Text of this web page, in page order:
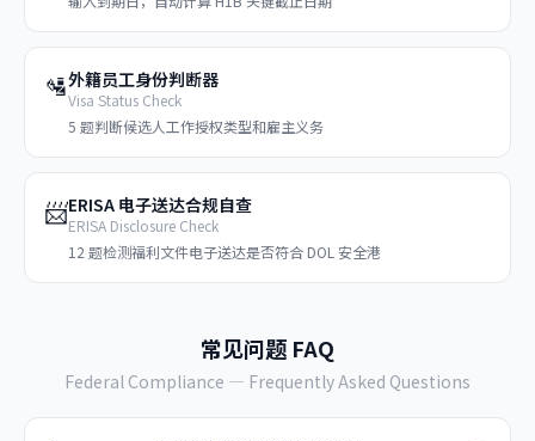
🛂外籍员工身份判断器
Visa Status Check
5 题判断候选人工作授权类型和雇主义务
📨ERISA 电子送达合规自查
ERISA Disclosure Check
12 题检测福利文件电子送达是否符合 DOL 安全港
常见问题 FAQ
Federal Compliance — Frequently Asked Questions